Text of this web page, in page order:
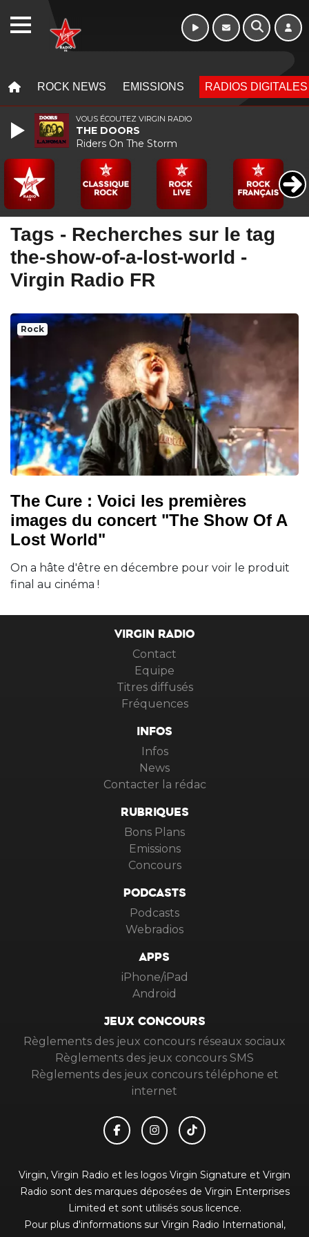
ROCK NEWS EMISSIONS RADIOS DIGITALES
Tags - Recherches sur le tag
the-show-of-a-lost-world -
Virgin Radio FR
Rock
The Cure : Voici les premières
images du concert "The Show Of A
Lost World"
On a hâte d'être en décembre pour voir le produit
final au cinéma !
VIRGIN RADIO
Contact
Equipe
Titres diffusés
Fréquences
INFOS
Infos
News
Contacter la rédac
RUBRIQUES
Bons Plans
Emissions
Concours
PODCASTS
Podcasts
Webradios
APPS
iPhone/iPad
Android
JEUX CONCOURS
Règlements des jeux concours réseaux sociaux
Règlements des jeux concours SMS
Règlements des jeux concours téléphone et
internet
Virgin, Virgin Radio et les logos Virgin Signature et Virgin
Radio sont des marques déposées de Virgin Enterprises
Limited et sont utilisés sous licence.
Pour plus d'informations sur Virgin Radio International,
VOUS ÉCOUTEZ VIRGIN RADIO
THE DOORS
Riders On The Storm
WEBRADIO